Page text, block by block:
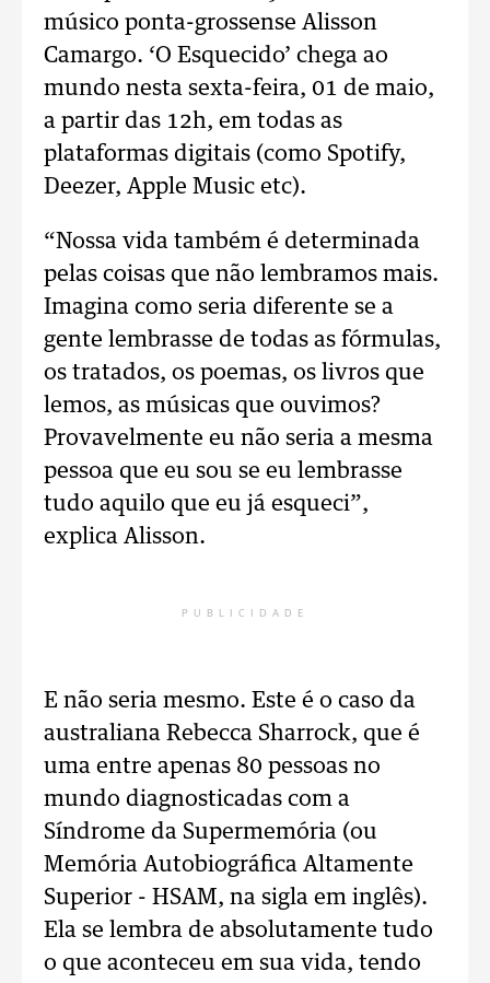
músico ponta-grossense Alisson
Camargo. ‘O Esquecido’ chega ao
mundo nesta sexta-feira, 01 de maio,
a partir das 12h, em todas as
plataformas digitais (como Spotify,
Deezer, Apple Music etc).
“Nossa vida também é determinada
pelas coisas que não lembramos mais.
Imagina como seria diferente se a
gente lembrasse de todas as fórmulas,
os tratados, os poemas, os livros que
lemos, as músicas que ouvimos?
Provavelmente eu não seria a mesma
pessoa que eu sou se eu lembrasse
tudo aquilo que eu já esqueci”,
explica Alisson.
PUBLICIDADE
E não seria mesmo. Este é o caso da
australiana Rebecca Sharrock, que é
uma entre apenas 80 pessoas no
mundo diagnosticadas com a
Síndrome da Supermemória (ou
Memória Autobiográfica Altamente
Superior - HSAM, na sigla em inglês).
Ela se lembra de absolutamente tudo
o que aconteceu em sua vida, tendo